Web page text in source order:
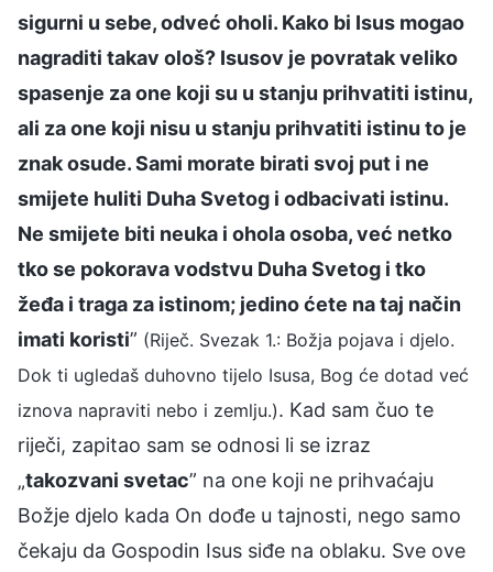
sigurni u sebe, odveć oholi. Kako bi Isus mogao
nagraditi takav ološ? Isusov je povratak veliko
spasenje za one koji su u stanju prihvatiti istinu,
ali za one koji nisu u stanju prihvatiti istinu to je
znak osude. Sami morate birati svoj put i ne
smijete huliti Duha Svetog i odbacivati istinu.
Ne smijete biti neuka i ohola osoba, već netko
tko se pokorava vodstvu Duha Svetog i tko
žeđa i traga za istinom; jedino ćete na taj način
imati koristi” (Riječ. Svezak 1.: Božja pojava i djelo.
Dok ti ugledaš duhovno tijelo Isusa, Bog će dotad već
iznova napraviti nebo i zemlju.). Kad sam čuo te
riječi, zapitao sam se odnosi li se izraz
„takozvani svetac” na one koji ne prihvaćaju
Božje djelo kada On dođe u tajnosti, nego samo
čekaju da Gospodin Isus siđe na oblaku. Sve ove